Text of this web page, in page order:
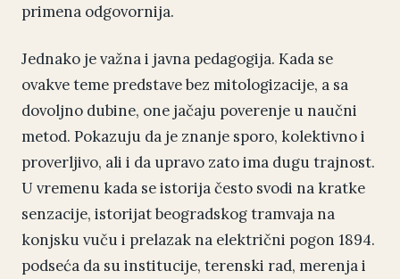
primena odgovornija.
Jednako je važna i javna pedagogija. Kada se
ovakve teme predstave bez mitologizacije, a sa
dovoljno dubine, one jačaju poverenje u naučni
metod. Pokazuju da je znanje sporo, kolektivno i
proverljivo, ali i da upravo zato ima dugu trajnost.
U vremenu kada se istorija često svodi na kratke
senzacije, istorijat beogradskog tramvaja na
konjsku vuču i prelazak na električni pogon 1894.
podseća da su institucije, terenski rad, merenja i